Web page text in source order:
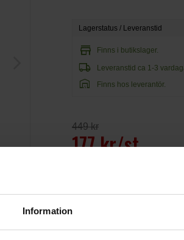
Information
Lagerstatus / Leveranstid
store Finns i butikslager.
local_shipping Leveranstid ca 1-3
warehouse Finns hos leverantör.
449 kr
177 kr/st